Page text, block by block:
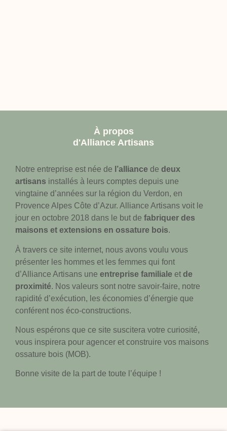
À propos
d'Alliance Artisans
Notre entreprise est née de l’alliance de deux
artisans installés à leurs comptes depuis une
vingtaine d’années sur la région du Verdon, en
Provence Alpes Côte d’Azur. Alliance Artisans voit le
jour en octobre 2018 dans le but de fabriquer des
maisons et extensions en ossature bois.
À travers ce site internet, nous avons voulu vous
présenter les hommes et les femmes qui font
d’Alliance Artisans une entreprise familiale et de
proximité. Nos valeurs sont notre savoir-faire, notre
rapidité d’exécution, les économies d’énergie que
conférent nos éco-constructions.
Nous espérons que ce site suscitera votre curiosité,
vous inspirera pour agencer et construire vos maisons
ossature bois (MOB).
Bonne visite de la part de toute l’équipe !